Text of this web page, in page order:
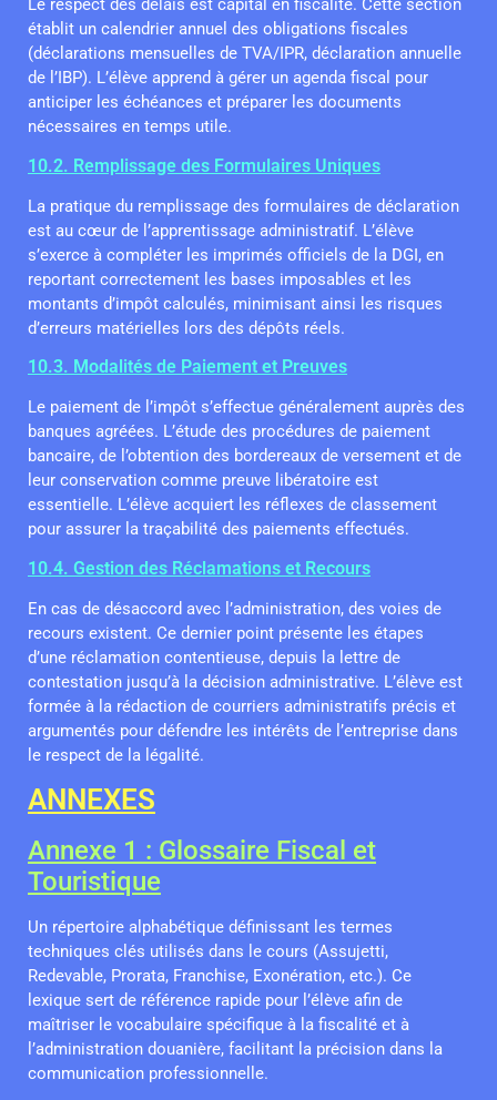
Le respect des délais est capital en fiscalité. Cette section
établit un calendrier annuel des obligations fiscales
(déclarations mensuelles de TVA/IPR, déclaration annuelle
de l’IBP). L’élève apprend à gérer un agenda fiscal pour
anticiper les échéances et préparer les documents
nécessaires en temps utile.
10.2. Remplissage des Formulaires Uniques
La pratique du remplissage des formulaires de déclaration
est au cœur de l’apprentissage administratif. L’élève
s’exerce à compléter les imprimés officiels de la DGI, en
reportant correctement les bases imposables et les
montants d’impôt calculés, minimisant ainsi les risques
d’erreurs matérielles lors des dépôts réels.
10.3. Modalités de Paiement et Preuves
Le paiement de l’impôt s’effectue généralement auprès des
banques agréées. L’étude des procédures de paiement
bancaire, de l’obtention des bordereaux de versement et de
leur conservation comme preuve libératoire est
essentielle. L’élève acquiert les réflexes de classement
pour assurer la traçabilité des paiements effectués.
10.4. Gestion des Réclamations et Recours
En cas de désaccord avec l’administration, des voies de
recours existent. Ce dernier point présente les étapes
d’une réclamation contentieuse, depuis la lettre de
contestation jusqu’à la décision administrative. L’élève est
formée à la rédaction de courriers administratifs précis et
argumentés pour défendre les intérêts de l’entreprise dans
le respect de la légalité.
ANNEXES
Annexe 1 : Glossaire Fiscal et
Touristique
Un répertoire alphabétique définissant les termes
techniques clés utilisés dans le cours (Assujetti,
Redevable, Prorata, Franchise, Exonération, etc.). Ce
lexique sert de référence rapide pour l’élève afin de
maîtriser le vocabulaire spécifique à la fiscalité et à
l’administration douanière, facilitant la précision dans la
communication professionnelle.